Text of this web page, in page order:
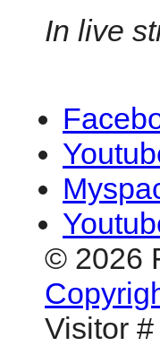
In live
© 2026
Visitor